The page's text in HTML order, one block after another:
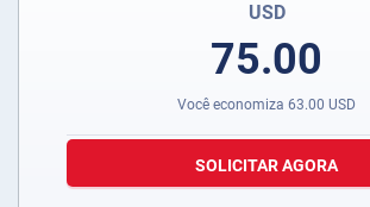
USD
75.00
Você economiza 63.00 USD
SOLICITAR AGORA